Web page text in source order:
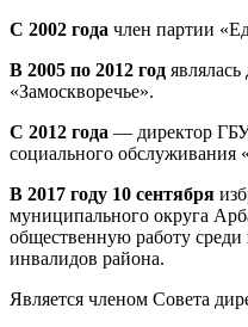
С 2002 года член партии
В 2005 по 2012 год
«Замоскворечье».
С 2012 года — директор
социального обслуживания
В 2017 году 10 сентября
муниципального округа
общественную работу среди
инвалидов района.
Является членом Совета